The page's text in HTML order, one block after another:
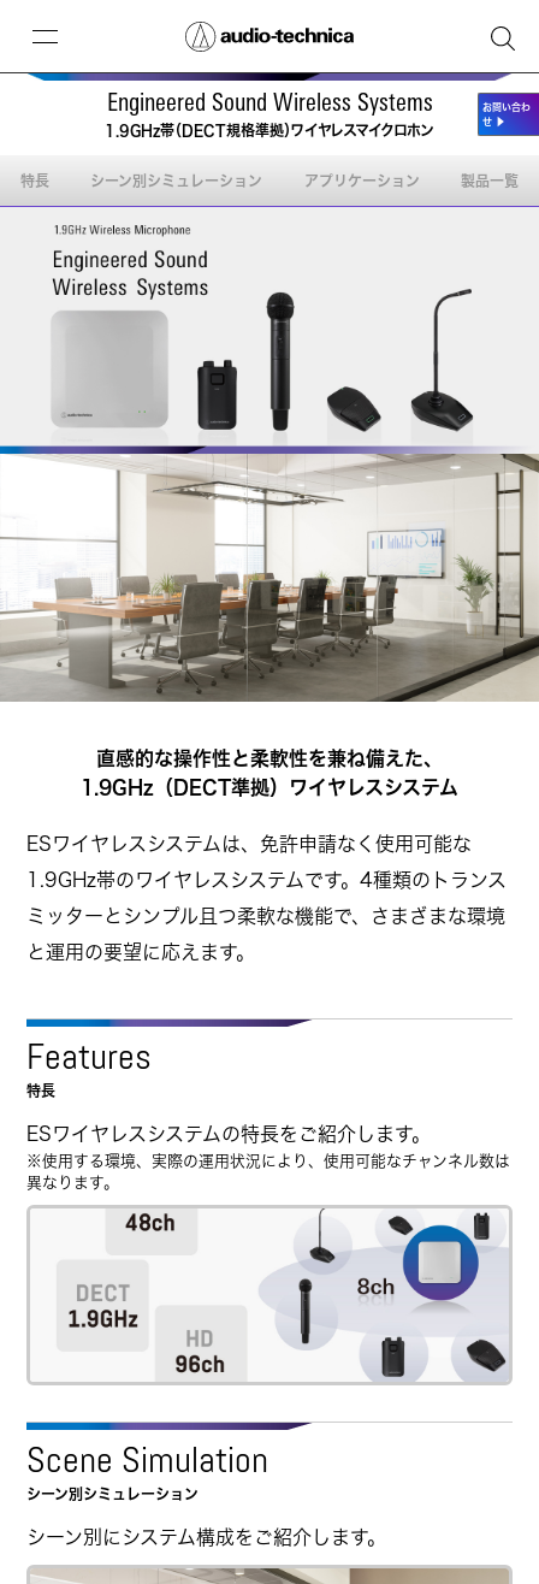
Engineered Sound Wireless Systems
1.9GHz帯（DECT規格準拠）ワイヤレスマイクロホン
お問い合わ
せ▶
特長 シーン別シミュレーション アプリケーション 製品一覧
直感的な操作性と柔軟性を兼ね備えた、
1.9GHz（DECT準拠）ワイヤレスシステム
ESワイヤレスシステムは、免許申請なく使用可能な
1.9GHz帯のワイヤレスシステムです。4種類のトランス
ミッターとシンプル且つ柔軟な機能で、さまざまな環境
と運用の要望に応えます。
Features
特長
ESワイヤレスシステムの特長をご紹介します。
※使用する環境、実際の運用状況により、使用可能なチャンネル数は
異なります。
Scene Simulation
シーン別シミュレーション
シーン別にシステム構成をご紹介します。